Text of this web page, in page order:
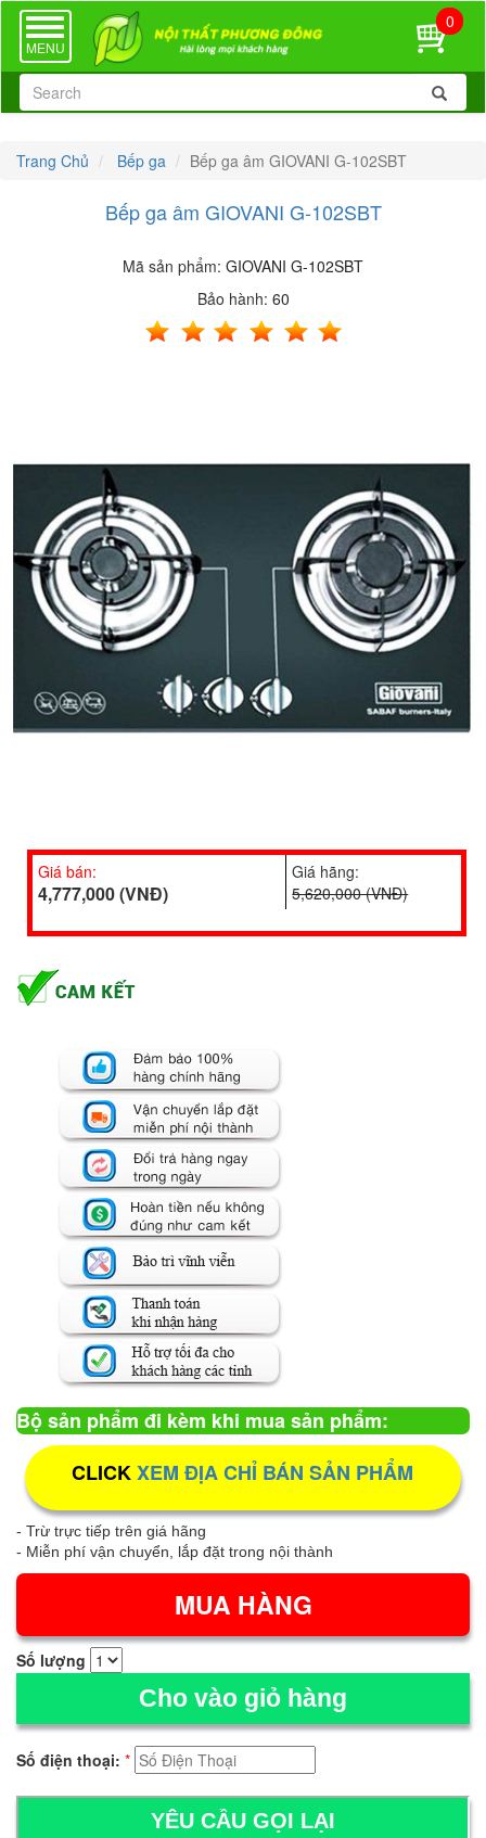
TOGGLE
NAVIGATION
MENU
0
Trang Chủ Bếp ga Bếp ga âm GIOVANI G-102SBT
Bếp ga âm GIOVANI G-102SBT
Mã sản phẩm: GIOVANI G-102SBT
Bảo hành: 60
Giá bán:
4,777,000 (VNĐ)
Giá hãng:
5,620,000 (VNĐ)
Bộ sản phẩm đi kèm khi mua sản phẩm:
CLICKXEM ĐỊA CHỈ BÁN SẢN PHẨM
- Trừ trực tiếp trên giá hãng
- Miễn phí vận chuyển, lắp đặt trong nội thành
Số lượng
Cho vào giỏ hàng
Số điện thoại: *